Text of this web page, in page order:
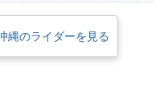
縄のライダーを見る